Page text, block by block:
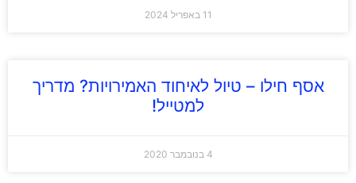
11 באפריל 2024
אסף חילו – טיול לאיחוד האמירויות? מדריך
למטייל!
4 בנובמבר 2020